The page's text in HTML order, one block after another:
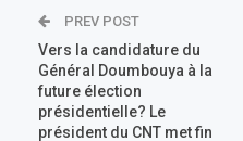
PREV POST
Vers la candidature du
Général Doumbouya à la
future élection
présidentielle? Le
président du CNT met fin